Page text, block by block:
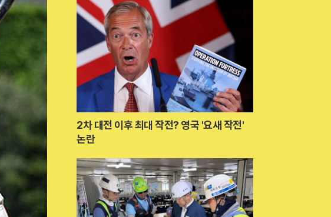
2차 대전 이후 최대 작전? 영국 '요새 작전'
논란